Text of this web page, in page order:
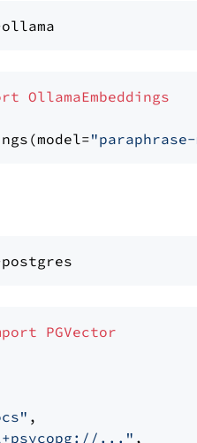
OllamaEmbeddings
PGVector
,
..." ,